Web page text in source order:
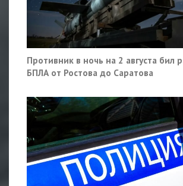
Противник в ночь на 2 августа бил
БПЛА от Ростова до Саратова